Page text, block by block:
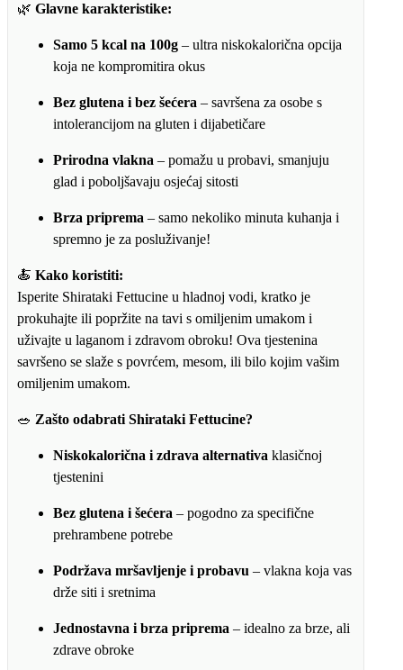
🌿 Glavne karakteristike:
Samo 5 kcal na 100g – ultra niskokalorična opcija
koja ne kompromitira okus
Bez glutena i bez šećera – savršena za osobe s
intolerancijom na gluten i dijabetičare
Prirodna vlakna – pomažu u probavi, smanjuju
glad i poboljšavaju osjećaj sitosti
Brza priprema – samo nekoliko minuta kuhanja i
spremno je za posluživanje!
🍝 Kako koristiti:
Isperite Shirataki Fettucine u hladnoj vodi, kratko je
prokuhajte ili popržite na tavi s omiljenim umakom i
uživajte u laganom i zdravom obroku! Ova tjestenina
savršeno se slaže s povrćem, mesom, ili bilo kojim vašim
omiljenim umakom.
🥗 Zašto odabrati Shirataki Fettucine?
Niskokalorična i zdrava alternativa klasičnoj
tjestenini
Bez glutena i šećera – pogodno za specifične
prehrambene potrebe
Podržava mršavljenje i probavu – vlakna koja vas
drže siti i sretnima
Jednostavna i brza priprema – idealno za brze, ali
zdrave obroke